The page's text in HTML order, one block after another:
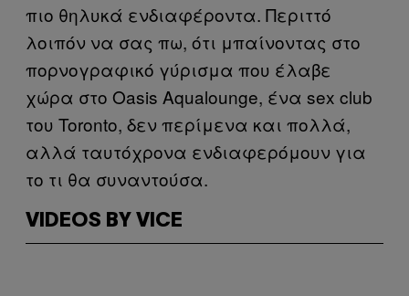
πιο θηλυκά ενδιαφέροντα. Περιττό
λοιπόν να σας πω, ότι μπαίνοντας στο
πορνογραφικό γύρισμα που έλαβε
χώρα στο Oasis Aqualounge, ένα sex club
του Toronto, δεν περίμενα και πολλά,
αλλά ταυτόχρονα ενδιαφερόμουν για
το τι θα συναντούσα.
VIDEOS BY VICE